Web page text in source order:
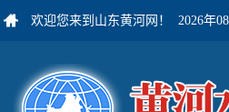
欢迎您来到山东黄河网！ 2026年